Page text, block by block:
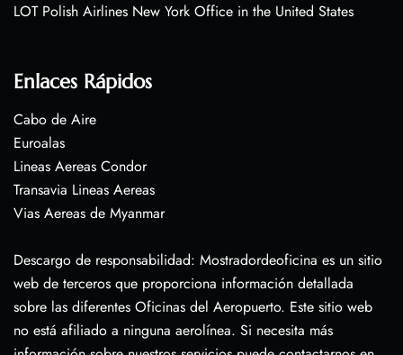
LOT Polish Airlines New York Office in the United States
Enlaces Rápidos
Cabo de Aire
Euroalas
Lineas Aereas Condor
Transavia Lineas Aereas
Vias Aereas de Myanmar
Descargo de responsabilidad: Mostradordeoficina es un sitio
web de terceros que proporciona información detallada
sobre las diferentes Oficinas del Aeropuerto. Este sitio web
no está afiliado a ninguna aerolínea. Si necesita más